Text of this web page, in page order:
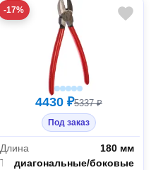
-17%
4430 ₽5337 ₽
Под заказ
Длина
180 мм
Типдиагональные/боковые